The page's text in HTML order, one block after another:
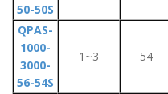
50-50S
QPAS-
1000-
3000-
56-54S
1~3 54